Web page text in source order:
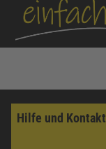
Hilfe und Kontakt